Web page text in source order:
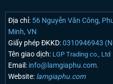
Địa chỉ:56 Nguyễn Văn Công,
Minh, VN
Giấy phép ĐKKD:0310946943
Tên giao dịch: LGP Trading co., Ltd
Email:info@lamgiaphu.com.
Website:lamgiaphu.com